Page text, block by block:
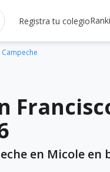
Registra tu colegio
en Micole